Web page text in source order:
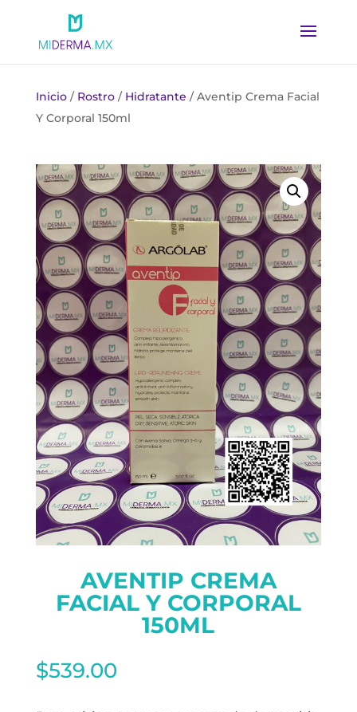
Inicio/ Rostro/ Hidratante / Aventip Crema Facial
Y Corporal 150ml
AVENTIP CREMA
FACIAL Y CORPORAL
150ML
$539.00